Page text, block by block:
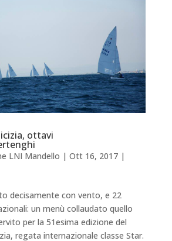
ottavi
LNI Mandello | Ott 16, 2017|
decisamente con vento, e 22
un menù collaudato quello
per la 51esima edizione del
regata internazionale classe Star.